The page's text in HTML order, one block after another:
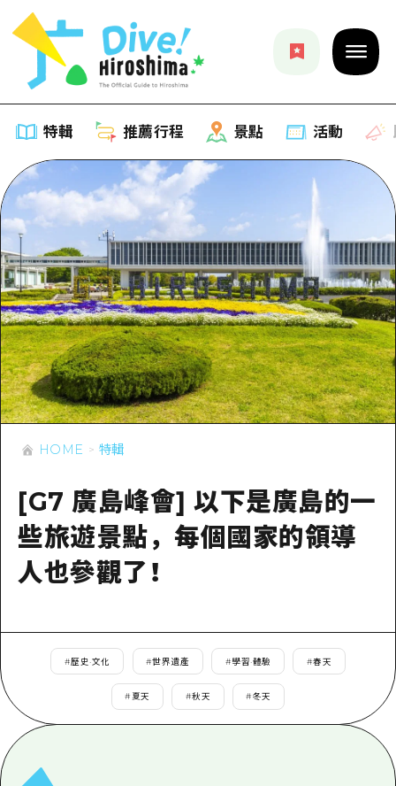
特輯 推薦行程 景點 活動
特輯
列表
推薦
藝術
活動·廟會
美食·酒水
騎自行車
購物
運動
夜晚生活
世界遺產
歷史·文化
治癒
推薦行程
列表
Dive! Hiroshima 官方向導
廣島隨意旅行
廣島市內
安芸
美北
藝北
宮島周邊
短途旅行
半天
一日遊
景點
列表
廣島市內
安芸
答對了
美北
藝北
宮島周邊
愛媛
島根
活動
即時訊息
有用的信息
列表
存取
輔助流量摘要
行李寄存及運送服務
廣島好客通行證
HOME
新聞
HOME 特輯
[G7 廣島峰會] 以下是廣島的一
些旅遊景點，每個國家的領導
人也參觀了！
#歷史·文化 #世界遺產 #學習·體驗 #春天
# 夏天 #秋天 #冬天